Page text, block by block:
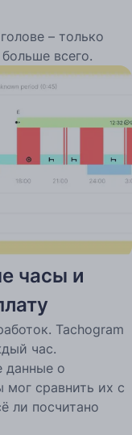
– только
всего.
часы и
Tachogram
час.
данные о
сравнить их с
ли посчитано